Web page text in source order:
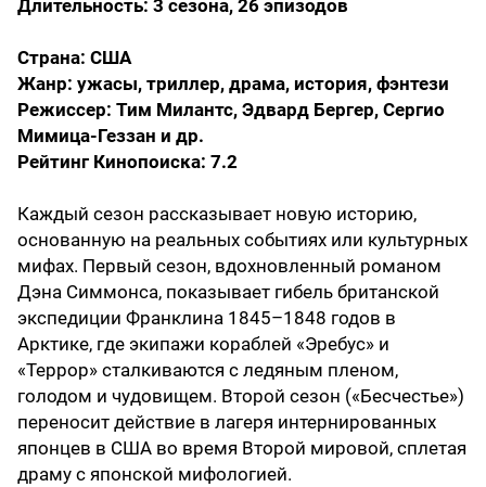
Длительность: 3 сезона, 26 эпизодов
Страна: США
Жанр: ужасы, триллер, драма, история, фэнтези
Режиссер: Тим Милантс, Эдвард Бергер, Сергио
Мимица-Геззан и др.
Рейтинг Кинопоиска: 7.2
Каждый сезон рассказывает новую историю,
основанную на реальных событиях или культурных
мифах. Первый сезон, вдохновленный романом
Дэна Симмонса, показывает гибель британской
экспедиции Франклина 1845–1848 годов в
Арктике, где экипажи кораблей «Эребус» и
«Террор» сталкиваются с ледяным пленом,
голодом и чудовищем. Второй сезон («Бесчестье»)
переносит действие в лагеря интернированных
японцев в США во время Второй мировой, сплетая
драму с японской мифологией.